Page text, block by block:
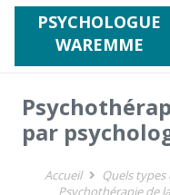
PSYCHOLOGUE
WAREMME
par
Accueil
Quels
Psychothérapie de